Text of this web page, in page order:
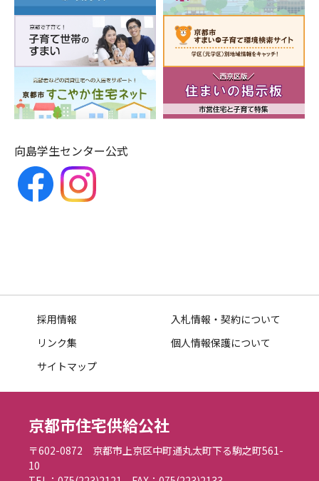
向島学生センター公式
採用情報
入札情報・契約について
リンク集
個人情報保護について
サイトマップ
京都市住宅供給公社
〒602-0872 京都市上京区中町通丸太町下る駒之町561-
10